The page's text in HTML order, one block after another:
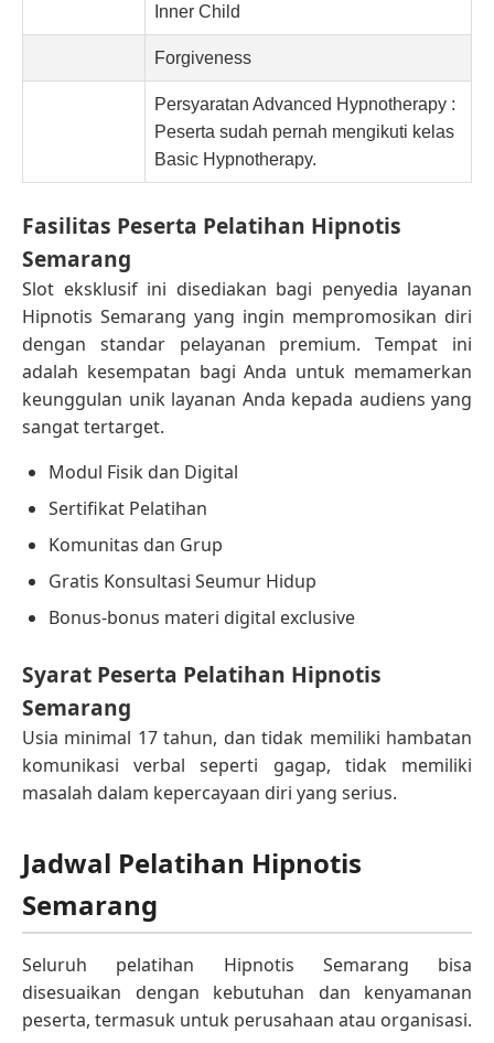
Inner Child
Forgiveness
Persyaratan Advanced Hypnotherapy :
Peserta sudah pernah mengikuti kelas
Basic Hypnotherapy.
Fasilitas Peserta Pelatihan Hipnotis
Semarang
Slot eksklusif ini disediakan bagi penyedia layanan
Hipnotis Semarang yang ingin mempromosikan diri
dengan standar pelayanan premium. Tempat ini
adalah kesempatan bagi Anda untuk memamerkan
keunggulan unik layanan Anda kepada audiens yang
sangat tertarget.
Modul Fisik dan Digital
Sertifikat Pelatihan
Komunitas dan Grup
Gratis Konsultasi Seumur Hidup
Bonus-bonus materi digital exclusive
Syarat Peserta Pelatihan Hipnotis
Semarang
Usia minimal 17 tahun, dan tidak memiliki hambatan
komunikasi verbal seperti gagap, tidak memiliki
masalah dalam kepercayaan diri yang serius.
Jadwal Pelatihan Hipnotis
Semarang
Seluruh pelatihan Hipnotis Semarang bisa
disesuaikan dengan kebutuhan dan kenyamanan
peserta, termasuk untuk perusahaan atau organisasi.